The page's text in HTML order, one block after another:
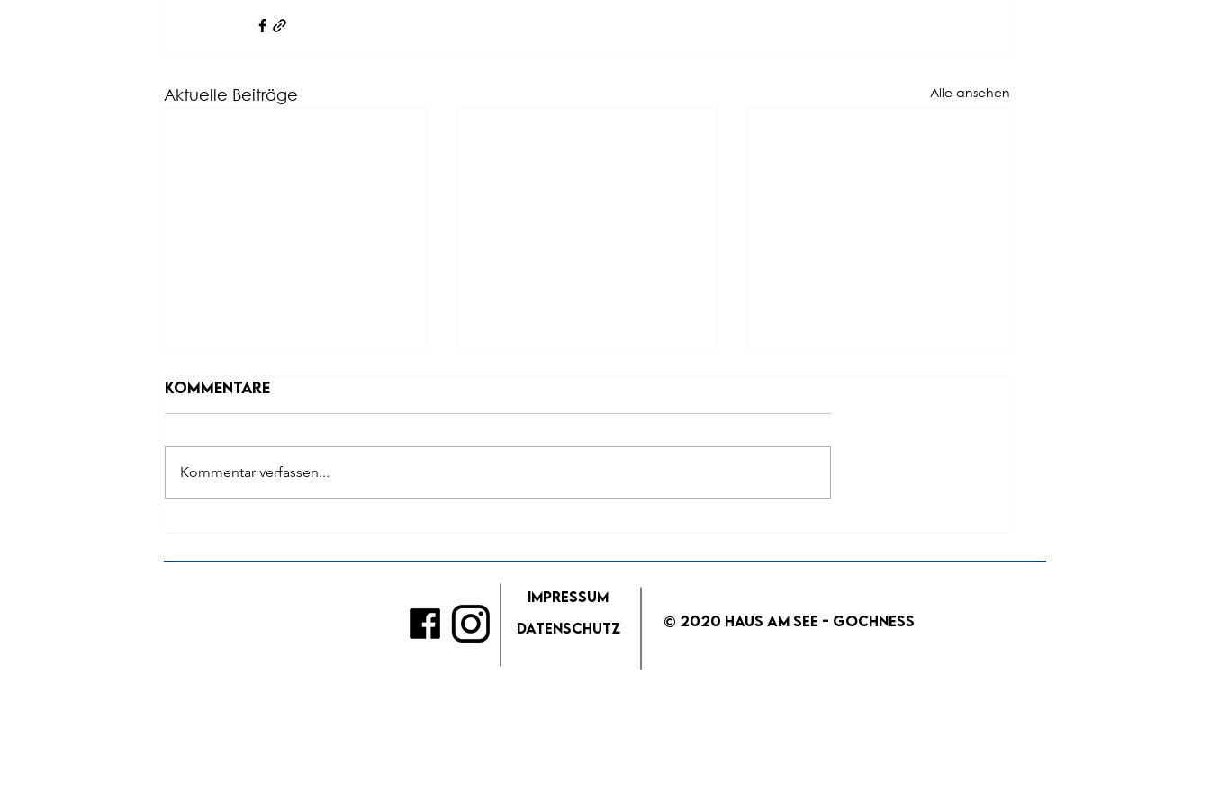
Aktuelle Beiträge Alle ansehen
GochNess
Kommentare
Kommentar verfassen...
Impressum
Datenschutz
© 2020 Haus am See - GochNess